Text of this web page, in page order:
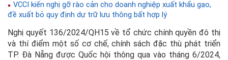
VCCI kiến nghị gỡ rào cản cho doanh nghiệp xuất khẩu gạo,
đề xuất bỏ quy định dự trữ lưu thông bất hợp lý
Nghị quyết 136/2024/QH15 về tổ chức chính quyền đô thị
và thí điểm một số cơ chế, chính sách đặc thù phát triển
TP. Đà Nẵng được Quốc hội thông qua vào tháng 6/2024,